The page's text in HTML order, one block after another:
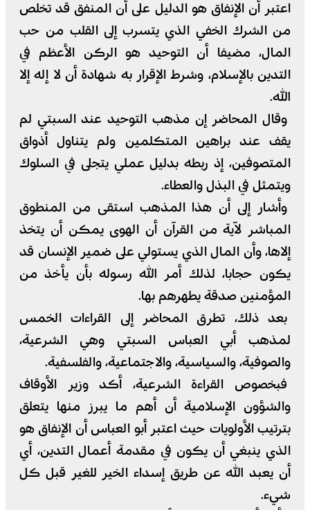
اعتبر أن الإنفاق هو الدليل على أن المنفق قد تخلص
من الشرك الخفي الذي يتسرب إلى القلب من حب
المال، مضيفا أن التوحيد هو الركن الأعظم في
التدين بالإسلام، وشرط الإقرار به شهادة أن لا إله إلا
الله.
وقال المحاضر إن مذهب التوحيد عند السبتي لم
يقف عند براهين المتكلمين ولم يتناول أذواق
المتصوفين، إذ ربطه بدليل عملي يتجلى في السلوك
ويتمثل في البذل والعطاء.
وأشار إلى أن هذا المذهب استقى من المنطوق
المباشر لآية من القرآن أن الهوى يمكن أن يتخذ
إلاها، وأن المال الذي يستولي على ضمير الإنسان قد
يكون حجابا، لذلك أمر الله رسوله بأن يأخذ من
المؤمنين صدقة يطهرهم بها.
بعد ذلك، تطرق المحاضر إلى القراءات الخمس
لمذهب أبي العباس السبتي وهي الشرعية،
والصوفية، والسياسية، والاجتماعية، والفلسفية.
فبخصوص القراءة الشرعية، أكد وزير الأوقاف
والشؤون الإسلامية أن أهم ما يبرز منها يتعلق
بترتيب الأولويات حيث اعتبر أبو العباس أن الإنفاق هو
الذي ينبغي أن يكون في مقدمة أعمال التدين، أي
أن يعبد الله عن طريق إسداء الخير للغير قبل كل
شيء.